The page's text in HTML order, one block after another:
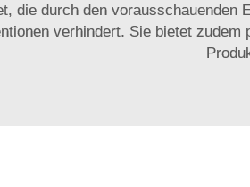
die durch den
verhindert. Sie bietet